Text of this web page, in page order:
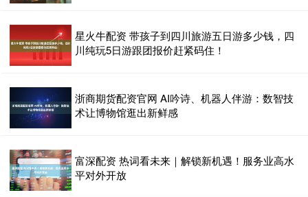
星火牛配资 带孩子到四川旅游五日游多少钱，四
川纯玩5日游跟团报价赶紧码住！
浙商期货配资官网 AI吟诗、机器人伴游：数智技
术让博物馆逛出新鲜感
富深配资 热词看未来｜解锁新机遇！服务业高水
平对外开放